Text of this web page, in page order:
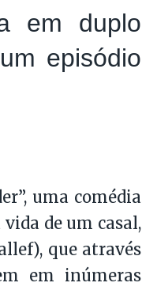
em duplo
episódio
uma comédia
de um casal,
que através
em inúmeras